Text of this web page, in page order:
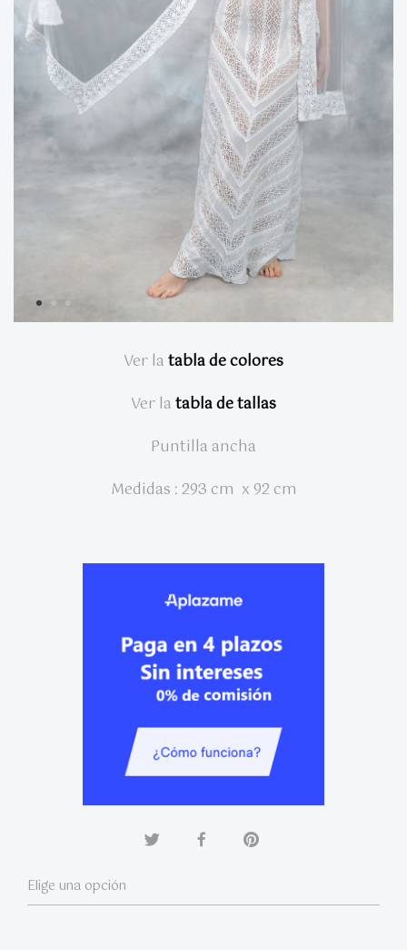
Ver latabla de colores
Ver latabla de tallas
Puntilla ancha
Medidas : 293 cm x 92 cm